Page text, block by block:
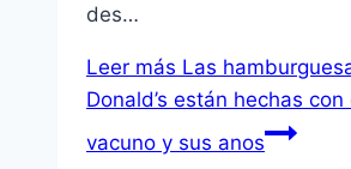
des…
Leer más Las
Donald’s están hechas
vacuno y sus anos